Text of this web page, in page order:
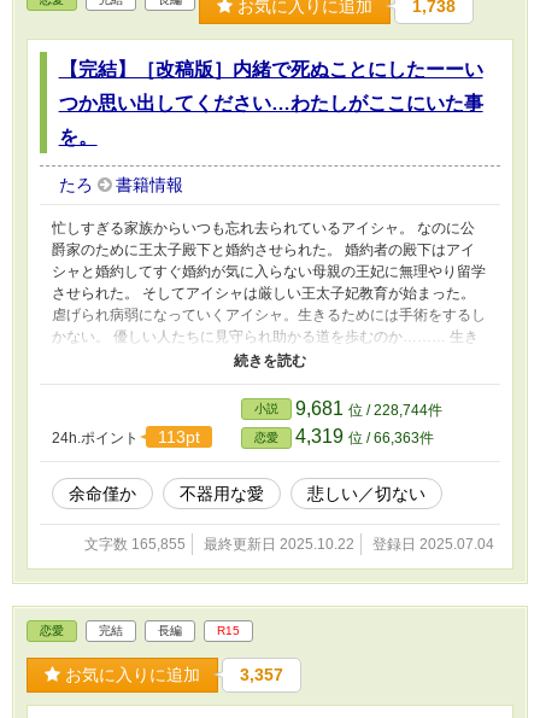
お気に入りに追加 1,738
【完結】［改稿版］内緒で死ぬことにしたーーい
つか思い出してください…わたしがここにいた事
を。
たろ 書籍情報
忙しすぎる家族からいつも忘れ去られているアイシャ。 なのに公
爵家のために王太子殿下と婚約させられた。 婚約者の殿下はアイ
シャと婚約してすぐ婚約が気に入らない母親の王妃に無理やり留学
させられた。 そしてアイシャは厳しい王太子妃教育が始まった。
虐げられ病弱になっていくアイシャ。生きるためには手術をするし
かない。 優しい人たちに見守られ助かる道を歩むのか……… 生き
る希望を失くしたアイシャのお話です。 ✴︎ 前回の話をもとに書き
直しております。
24h.ポイント 113pt
小説 9,681 位 / 228,744件
恋愛 4,319 位 / 66,363件
余命僅か 不器用な愛 悲しい／切ない
文字数 165,855 最終更新日 2025.10.22 登録日 2025.07.04
恋愛 完結 長編 R15
お気に入りに追加 3,357